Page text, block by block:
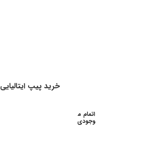
خرید پیپ ایتالیایی
اتمام م
وجودی